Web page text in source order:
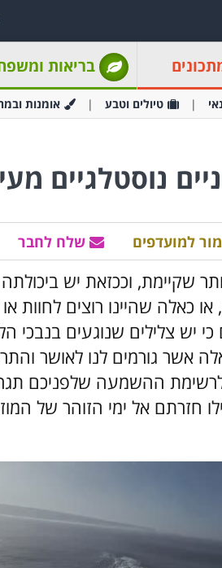
בריאות
טיולים וטבע אומנות
נוסטלגיים
שלח לחבר למועדפים
שקיימת, וככזאת יש
כאלה שהיינו רוצים לחוות
יש צלילים שנוגעים בנבכי
אשר גורמים לנו לאושר
ההשמעה שלפניכם
חזרתם אל ימי הזוהר של